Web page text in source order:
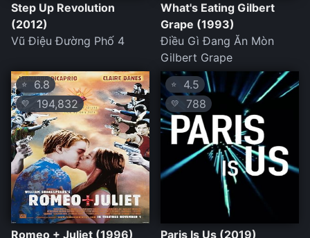
Step Up Revolution
(2012)
Vũ Điệu Đường Phố 4
What's Eating Gilbert
Grape (1993)
Điều Gì Đang Ăn Mòn
Gilbert Grape
⭐ 6.8
💛 194,832
Romeo + Juliet (1996)
⭐ 4.5
💛 788
Paris Is Us (2019)